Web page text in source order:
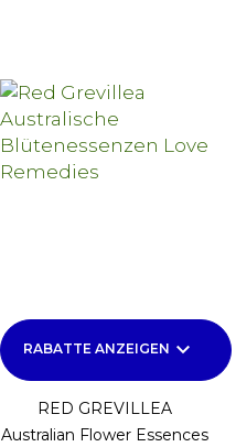
RABATTE ANZEIGEN keyboard_arrow_down
RED GREVILLEA
Australian Flower Essences